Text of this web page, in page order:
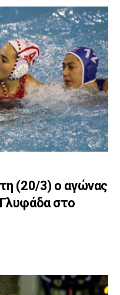
(20/3) ο αγώνας
στο